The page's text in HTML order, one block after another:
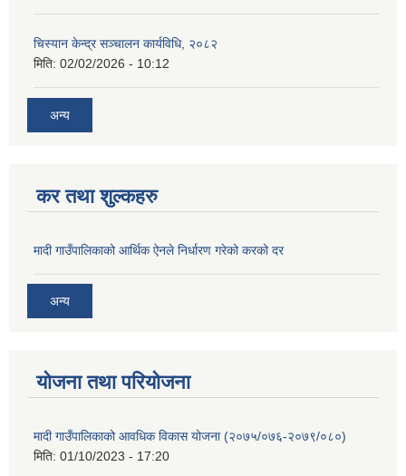
चिस्यान केन्द्र सञ्‍चालन कार्यविधि, २०८२
मिति: 02/02/2026 - 10:12
अन्य
कर तथा शुल्कहरु
मादी गाउँपालिकाको आर्थिक ऐनले निर्धारण गरेको करको दर
अन्य
योजना तथा परियोजना
मादी गाउँपालिकाको आवधिक विकास योजना (२०७५/०७६-२०७९/०८०)
मिति: 01/10/2023 - 17:20